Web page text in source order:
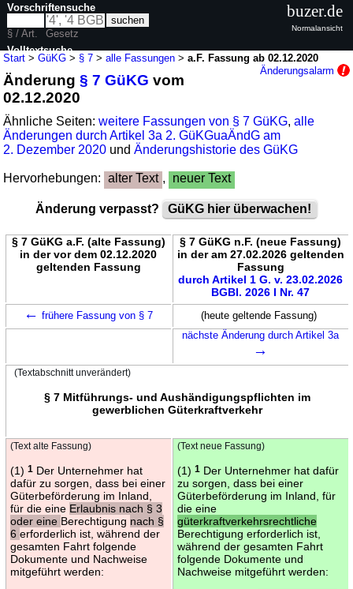
Start >GüKG > § 7 >alle Fassungen >a.F. Fassung ab 02.12.2020
Änderungsalarm
Änderung§ 7 GüKG vom
02.12.2020
Ähnliche Seiten:weitere Fassungen von § 7 GüKG,alle
Änderungen durch Artikel 3a 2. GüKGuaÄndG am
2. Dezember 2020 undÄnderungshistorie des GüKG
Hervorhebungen: alter Text , neuer Text
Änderung verpasst? GüKG hier überwachen!
§ 7 GüKG a.F. (alte Fassung)
in der vor dem 02.12.2020
geltenden Fassung
§ 7 GüKG n.F. (neue Fassung)
in der am 27.02.2026 geltenden
Fassung
durch Artikel 1 G. v. 23.02.2026
BGBl. 2026 I Nr. 47
← frühere Fassung von § 7
(heute geltende Fassung)
nächste Änderung durch Artikel 3a
→
(Textabschnitt unverändert)
§ 7 Mitführungs- und Aushändigungspflichten im
gewerblichen Güterkraftverkehr
(Text alte Fassung)
(1) 1Der Unternehmer hat
dafür zu sorgen, dass bei einer
Güterbeförderung im Inland,
für die eine Erlaubnis nach § 3
oder eine Berechtigung nach §
6 erforderlich ist, während der
gesamten Fahrt folgende
Dokumente und Nachweise
mitgeführt werden:
(Text neue Fassung)
(1) 1Der Unternehmer hat dafür
zu sorgen, dass bei einer
Güterbeförderung im Inland, für
die eine
güterkraftverkehrsrechtliche
Berechtigung erforderlich ist,
während der gesamten Fahrt
folgende Dokumente und
Nachweise mitgeführt werden:
Vorschriftensuche
§ / Art.
Gesetz
Volltextsuche
nur in GüKG
buzer.de
Normalansicht